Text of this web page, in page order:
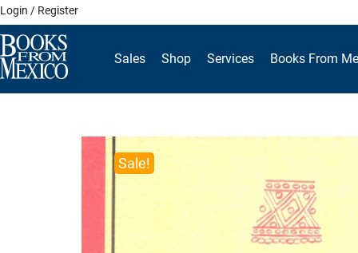
Skip
to
content
Login / Register
Sales Shop Services Books From
Sale!